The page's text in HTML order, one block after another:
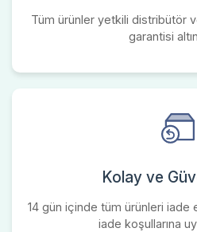
Tüm ürünler yetkili distribütör
garantisi
Kolay ve
14 gün içinde tüm ürünleri iade
iade koşullarına